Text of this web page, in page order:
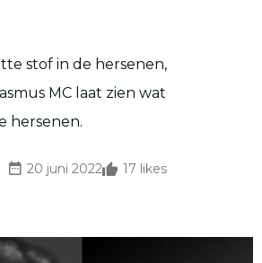
stof in de hersenen,
MC laat zien wat
hersenen.
20 juni 2022 17 likes